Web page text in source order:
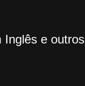
Inglês e outros